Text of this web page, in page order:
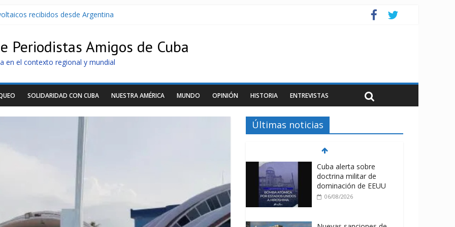
recibidos desde Argentina
Cuba apuntan a la cooperación militar con Rusia y China
para que no se venda la patria
Periodistas Amigos de Cuba
en el contexto regional y mundial
SOLIDARIDAD CON CUBA NUESTRA AMÉRICA MUNDO OPINIÓN HISTORIA ENTREVISTAS
Últimas noticias
Cuba alerta sobre
doctrina militar de
dominación de EEUU
06/08/2026